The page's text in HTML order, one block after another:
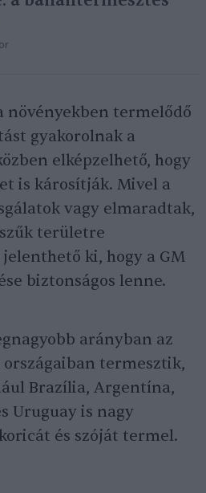
növényekben termelődő
gyakorolnak a
elképzelhető, hogy
is károsítják. Mivel a
vagy elmaradtak,
területre
ki, hogy a GM
biztonságos lenne.
arányban az
termesztik,
Brazília, Argentína,
Uruguay is nagy
és szóját termel.